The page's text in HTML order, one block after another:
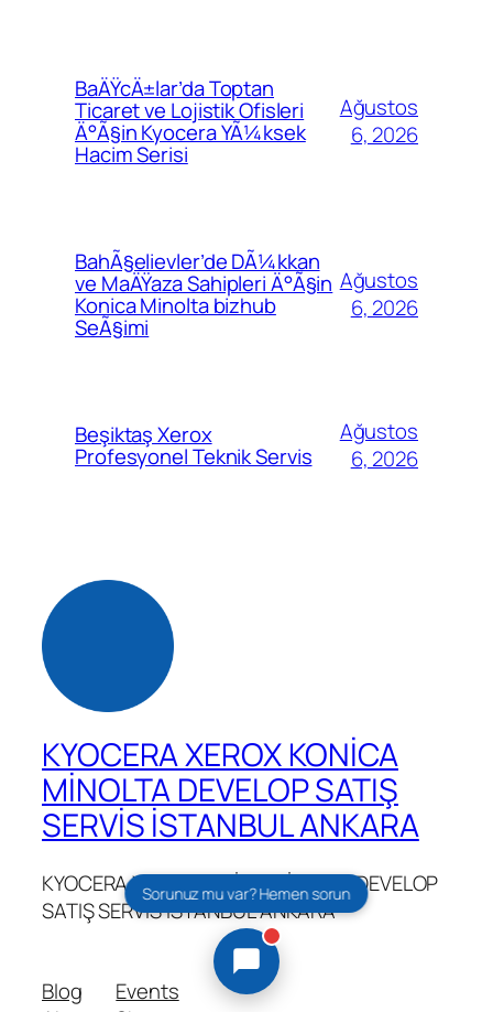
BaÄŸcÄ±lar’da Toptan
Ticaret ve Lojistik Ofisleri
Ä°Ã§in Kyocera YÃ¼ksek
Hacim Serisi
Ağustos
6, 2026
BahÃ§elievler’de DÃ¼kkan
ve MaÄŸaza Sahipleri Ä°Ã§in
Konica Minolta bizhub
SeÃ§imi
Ağustos
6, 2026
Beşiktaş Xerox
Profesyonel Teknik Servis
Ağustos
6, 2026
KYOCERA XEROX KONİCA
MİNOLTA DEVELOP SATIŞ
SERVİS İSTANBUL ANKARA
KYOCERA XEROX KONİCA MİNOLTA DEVELOP
SATIŞ SERVİS İSTANBUL ANKARA
Blog
Events
Sorunuz mu var? Hemen sorun